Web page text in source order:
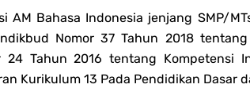
Buku Teks Utama (BTU) Al-Qur'an Hadis
AM Bahasa Indonesia jenjang SMP/
Nomor 37 Tahun 2018
24 Tahun 2016 tentang Kompetensi
Kurikulum 13 Pada Pendidikan Dasar